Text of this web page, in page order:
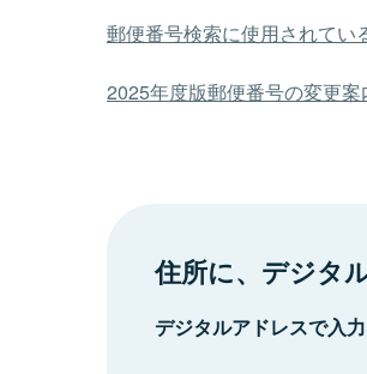
郵便番号検索に使用されてい
2025年度版郵便番号の変更案
住所に、デジタ
デジタルアドレスで入